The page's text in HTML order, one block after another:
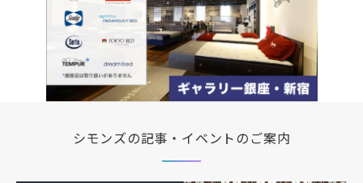
シモンズの記事・イベントのご案内